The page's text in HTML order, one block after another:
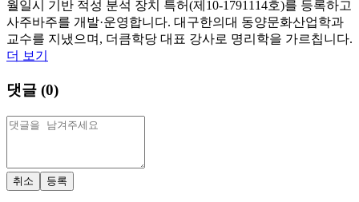
월일시 기반 적성 분석 장치 특허(제10-1791114호)를 등록하고
사주바주를 개발·운영합니다. 대구한의대 동양문화산업학과
교수를 지냈으며, 더큼학당 대표 강사로 명리학을 가르칩니다.
더 보기
댓글 (0)
취소 등록